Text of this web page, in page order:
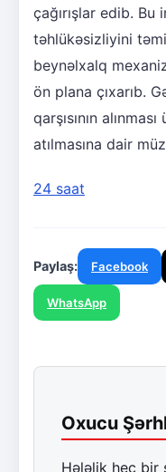
çağırışlar edib.
təhlükəsizliyini
beynəlxalq
ön plana çıxarıb.
qarşısının
atılmasına dair
24 saat
Paylaş: Facebook
WhatsApp
Oxucu
Hələlik heç bir